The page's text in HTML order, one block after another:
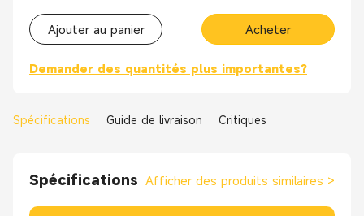
Ajouter au panier Acheter
Demander des quantités plus importantes?
Spécifications Guide de livraison Critiques
Spécifications Afficher des produits similaires >